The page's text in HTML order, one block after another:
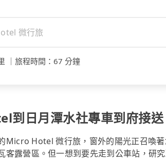
旅程時間 ： 67 分鐘
到日月潭水社專車到府接送
Micro Hotel 微行旅，窗外的陽光正召喚
客露營區。但一想到要先走到公車站，研